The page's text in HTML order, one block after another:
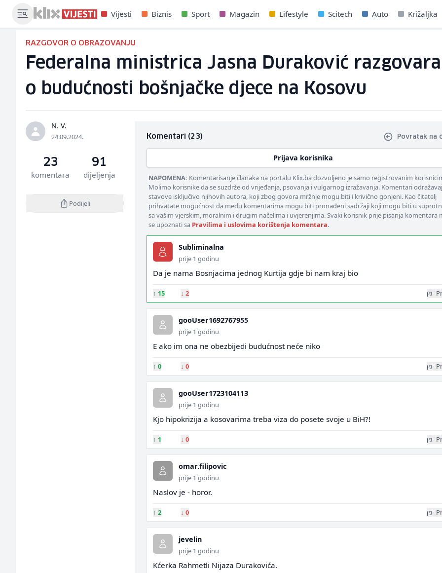
Vijesti Biznis Sport Magazin Lifestyle Scitech Auto Križaljka
RAZGOVOR O OBRAZOVANJU
Federalna ministrica Jasna Duraković
o budućnosti bošnjačke djece na Kosovu
N. V.
24.09.2024.
23
komentara
91
dijeljenja
Podijeli
Komentari (23) Povratak na
Prijava korisnika
NAPOMENA: Komentarisanje članaka na portalu Klix.ba dozvoljeno je samo registrovanim
Molimo korisnike da se suzdrže od vrijeđanja, psovanja i vulgarnog izražavanja. Komentari
stavove isključivo njihovih autora, koji zbog govora mržnje mogu biti i krivično gonjeni. Kao čitatelj
prihvatate mogućnost da među komentarima mogu biti pronađeni sadržaji koji mogu biti u
sa vašim vjerskim, moralnim i drugim načelima i uvjerenjima. Svaki korisnik prije pisanja komentara
se upoznati sa Pravilima i uslovima korištenja komentara.
Subliminalna
prije 1 godinu
Da je nama Bosnjacima jednog Kurtija gdje bi nam kraj bio
↑ 15 ↓ 2
gooUser1692767955
prije 1 godinu
E ako im ona ne obezbijedi budućnost neće niko
↑ 0 ↓ 0
gooUser1723104113
prije 1 godinu
Kjo hipokrizija a kosovarima treba viza do posete svoje u BiH?!
↑ 1 ↓ 0
omar.filipovic
prije 1 godinu
Naslov je - horor.
↑ 2 ↓ 0
jevelin
prije 1 godinu
Kćerka Rahmetli Nijaza Durakovića.